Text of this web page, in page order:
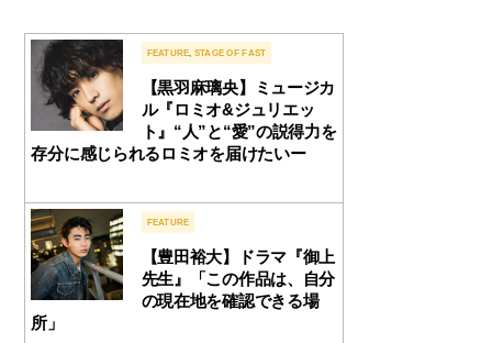
FEATURE STAGE OF FAST
【黒羽麻璃央】ミュージカ
ル『ロミオ&ジュリエッ
ト』“人”と“愛”の説得力を
存分に感じられるロミオを届けたいー
FEATURE
【豊田裕大】ドラマ『御上
先生』「この作品は、自分
の現在地を確認できる場
所」